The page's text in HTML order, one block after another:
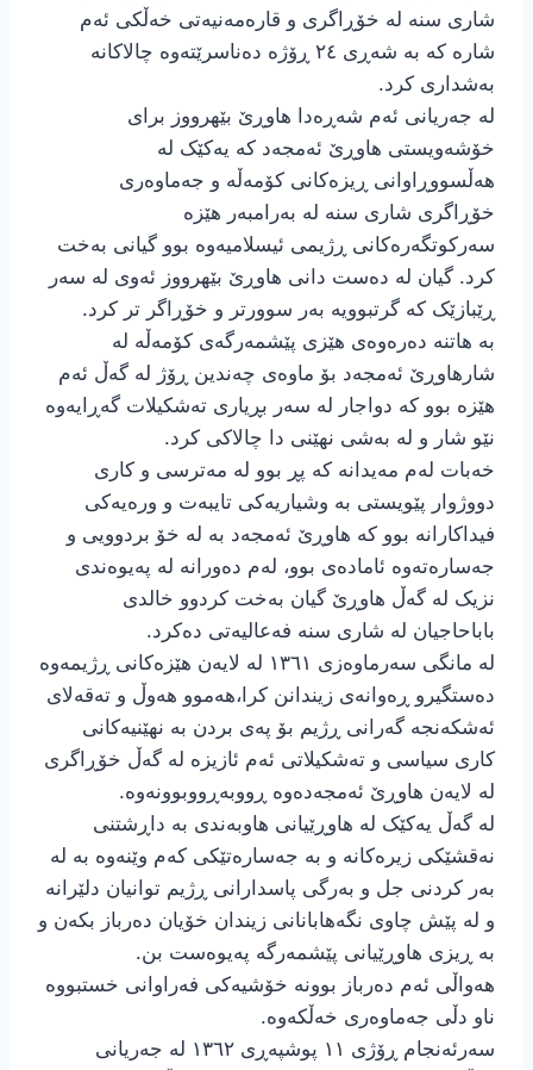
شاری سنە لە خۆڕاگری و قارەمەنیەتی خەڵکی ئەم
شارە کە بە شەڕی ٢٤ ڕۆژە دەناسرێتەوە چالاکانە
بەشداری کرد.
لە جەریانی ئەم شەڕەدا هاوڕێ بێهرووز برای
خۆشەویستی هاوڕێ ئەمجەد کە یەکێک لە
هەڵسووڕاوانی ڕیزەکانی کۆمەڵە و جەماوەری
خۆڕاگری شاری سنە لە بەرامبەر هێزە
سەرکوتگەرەکانی ڕژیمی ئیسلامیەوە بوو گیانی بەخت
کرد. گیان لە دەست دانی هاوڕێ بێهرووز ئەوی لە سەر
ڕێبازێک کە گرتبوویە بەر سوورتر و خۆڕاگر تر کرد.
بە هاتنە دەرەوەی هێزی پێشمەرگەی کۆمەڵە لە
شارهاوڕێ ئەمجەد بۆ ماوەی چەندین ڕۆژ لە گەڵ ئەم
هێزە بوو کە دواجار لە سەر بڕیاری تەشکیلات گەڕایەوە
نێو شار و لە بەشی نهێنی دا چالاکی کرد.
خەبات لەم مەیدانە کە پڕ بوو لە مەترسی و کاری
دووژوار پێویستی بە وشیاریەکی تایبەت و ورەیەکی
فیداکارانە بوو کە هاوڕێ ئەمجەد بە لە خۆ بردوویی و
جەسارەتەوە ئامادەی بوو، لەم دەورانە لە پەیوەندی
نزیک لە گەڵ هاوڕێ گیان بەخت کردوو خالدی
باباحاجیان لە شاری سنە فەعالیەتی دەکرد.
لە مانگی سەرماوەزی ١٣٦١ لە لایەن هێزەکانی ڕژیمەوە
دەستگیرو ڕەوانەی زیندانن کرا،هەموو هەوڵ و تەقەلای
ئەشکەنجە گەرانی ڕژیم بۆ پەی بردن بە نهێنیەکانی
کاری سیاسی و تەشکیلاتی ئەم ئازیزە لە گەڵ خۆڕاگری
لە لایەن هاوڕێ ئەمجەدەوە ڕووبەڕووبوونەوە.
لە گەڵ یەکێک لە هاوڕێیانی هاوبەندی بە داڕشتنی
نەقشێکی زیرەکانە و بە جەسارەتێکی کەم وێنەوە بە لە
بەر کردنی جل و بەرگی پاسدارانی ڕژیم توانیان دلێرانە
و لە پێش چاوی نگەهابانانی زیندان خۆیان دەرباز بکەن و
بە ڕیزی هاوڕێیانی پێشمەرگە پەیوەست بن.
هەواڵی ئەم دەرباز بوونە خۆشیەکی فەراوانی خستبووە
ناو دڵی جەماوەری خەڵکەوە.
سەرئەنجام ڕۆژی ١١ پوشپەڕی ١٣٦٢ لە جەریانی